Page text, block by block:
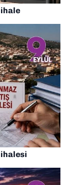
ihale
ihalesi